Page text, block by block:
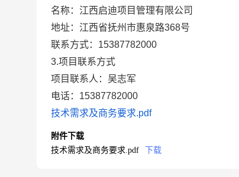
名称： 江西启迪项目管理有限公司
地址： 江西省抚州市惠泉路368号
联系方式： 15387782000
3.项目联系方式
项目联系人： 吴志军
电话： 15387782000
技术需求及商务要求.pdf
附件下载
技术需求及商务要求.pdf
下载